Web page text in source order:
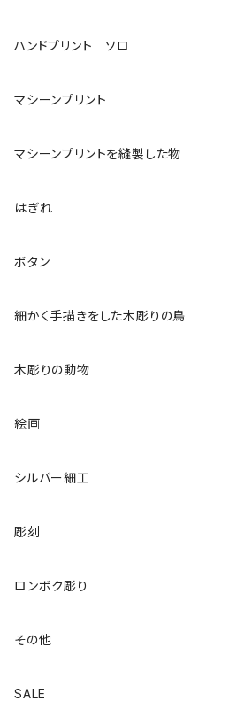
ハンドプリント ソロ
マシーンプリント
マシーンプリントを縫製した物
アロハシャツ
2018
2019
ドレスシャツ
チュニック
リバーシブル 帽子
リバーシブル エコバッグ
はぎれ
ボタン
細かく手描きをした木彫りの鳥
木彫りの動物
絵画
シルバー細工
彫刻
ロンボク彫り
その他
SALE